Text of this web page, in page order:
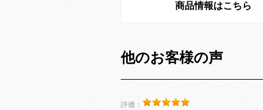
商品情報はこちら
他のお客様の声
評価：